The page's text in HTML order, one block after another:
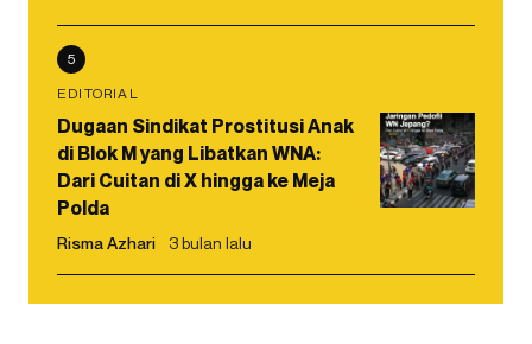
5
EDITORIAL
Dugaan Sindikat Prostitusi Anak
di Blok M yang Libatkan WNA:
Dari Cuitan di X hingga ke Meja
Polda
Risma Azhari 3 bulan lalu